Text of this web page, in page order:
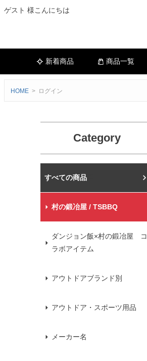
ゲスト 様こんにちは
新着商品 商品一覧
HOME ログイン
Category
村の鍛冶屋本店
村の鍛冶屋 / TSBBQ
ダンジョン飯×村の鍛冶屋 コ
ラボアイテム
アウトドアブランド別
アウトドア・スポーツ用品
メーカー名